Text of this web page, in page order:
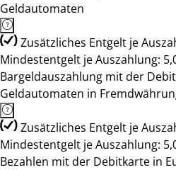
Geldautomaten
Zusätzliches Entgelt je
Mindestentgelt je Auszahlung:
Bargeldauszahlung mit der
Geldautomaten in
Zusätzliches Entgelt je
Mindestentgelt je Auszahlung:
Bezahlen mit der Debitkarte in